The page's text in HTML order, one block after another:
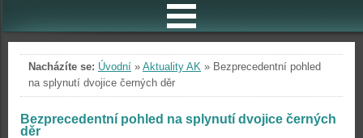
Nacházíte se: Úvodní » Aktuality AK » Bezprecedentní pohled
na splynutí dvojice černých děr
Bezprecedentní pohled na splynutí dvojice černých
děr